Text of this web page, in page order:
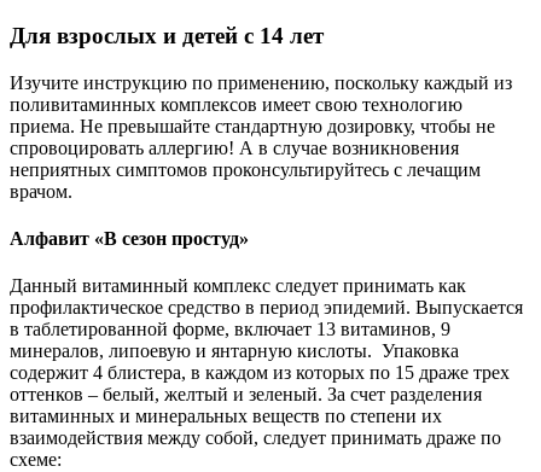
Для взрослых и детей с 14 лет
Изучите инструкцию по применению, поскольку каждый из
поливитаминных комплексов имеет свою технологию
приема. Не превышайте стандартную дозировку, чтобы не
спровоцировать аллергию! А в случае возникновения
неприятных симптомов проконсультируйтесь с лечащим
врачом.
Алфавит «В сезон простуд»
Данный витаминный комплекс следует принимать как
профилактическое средство в период эпидемий. Выпускается
в таблетированной форме, включает 13 витаминов, 9
минералов, липоевую и янтарную кислоты. Упаковка
содержит 4 блистера, в каждом из которых по 15 драже трех
оттенков ‒ белый, желтый и зеленый. За счет разделения
витаминных и минеральных веществ по степени их
взаимодействия между собой, следует принимать драже по
схеме: